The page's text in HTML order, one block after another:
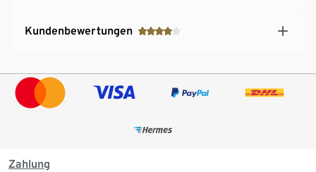
Kundenbewertungen
Zahlung